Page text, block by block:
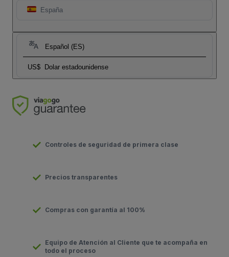
España
Español (ES)
US$ Dolar estadounidense
Controles de seguridad de primera clase
Precios transparentes
Compras con garantía al 100%
Equipo de Atención al Cliente que te acompaña en
todo el proceso